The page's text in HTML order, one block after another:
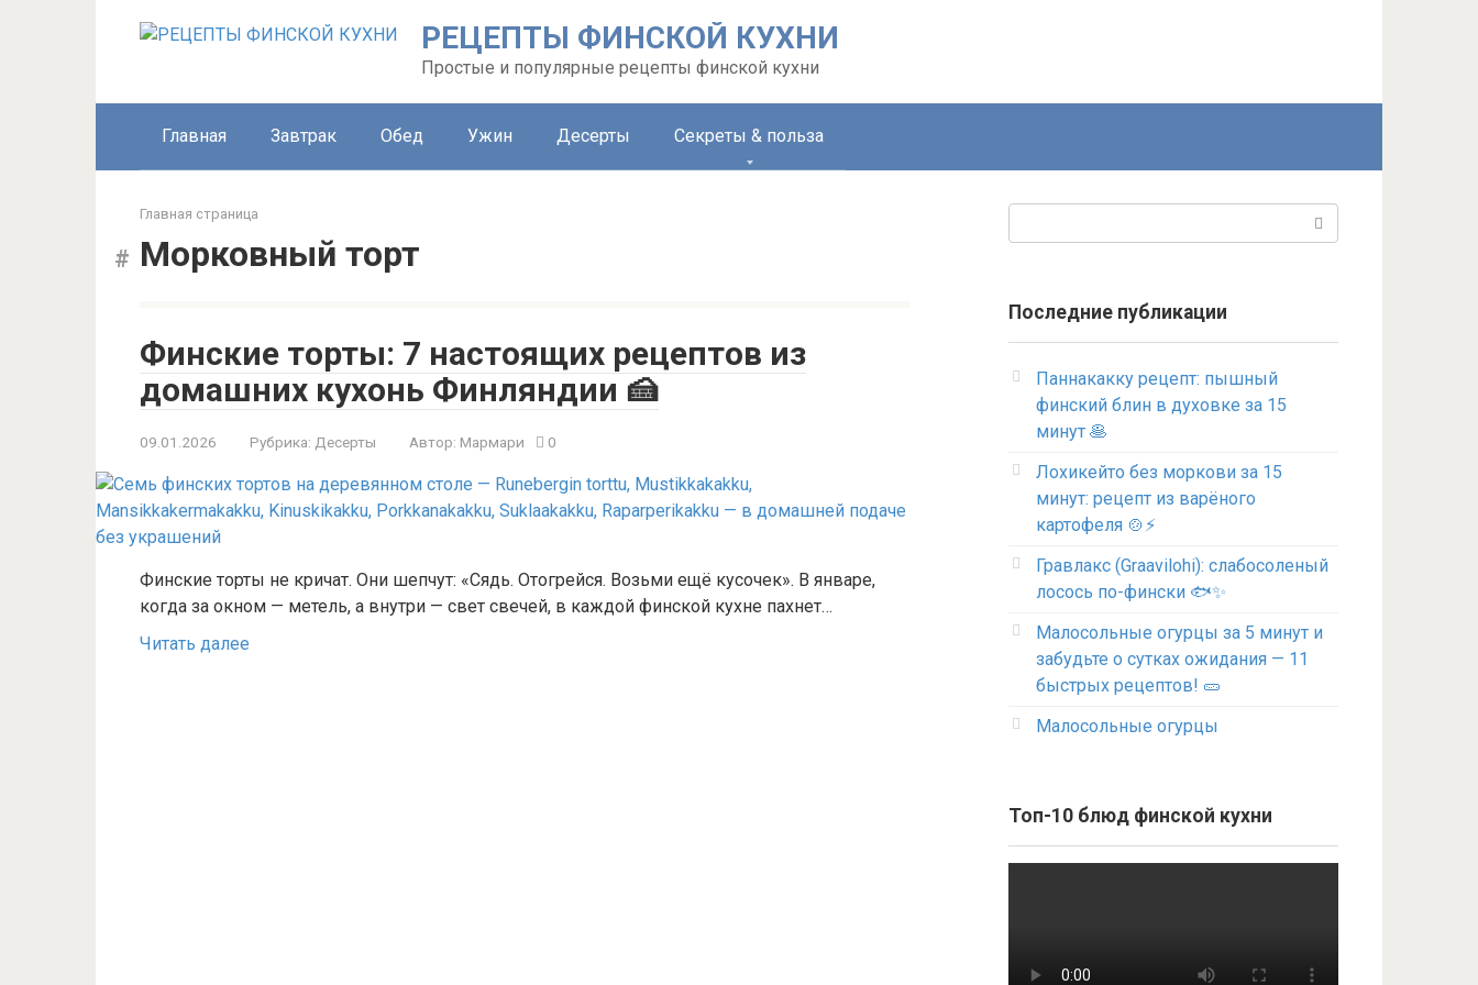
РЕЦЕПТЫ ФИНСКОЙ КУХНИ
Простые и популярные рецепты финской кухни
Главная Завтрак Обед Ужин Десерты Секреты & польза
Главная страница
Морковный торт
Финские торты: 7 настоящих рецептов из
домашних кухонь Финляндии 🍰
09.01.2026 Рубрика: Десерты Автор: Мармари 0
Финские торты не кричат. Они шепчут: «Сядь. Отогрейся. Возьми ещё кусочек». В январе,
когда за окном — метель, а внутри — свет свечей, в каждой финской кухне пахнет…
Читать далее
Последние публикации
Паннакакку рецепт: пышный
финский блин в духовке за 15
минут 🥞
Лохикейто без моркови за 15
минут: рецепт из варёного
картофеля 🍲⚡
Гравлакс (Graavilohi): слабосоленый
лосось по-фински 🐟✨
Малосольные огурцы за 5 минут и
забудьте о сутках ожидания — 11
быстрых рецептов! 🥒
Малосольные огурцы
Топ-10 блюд финской кухни